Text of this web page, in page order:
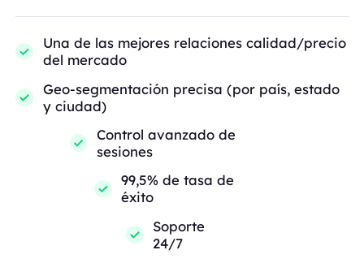
Una de las mejores relaciones calidad/precio
del mercado
Geo-segmentación precisa (por país, estado
y ciudad)
Control avanzado de
sesiones
99,5% de tasa de
éxito
Soporte
24/7